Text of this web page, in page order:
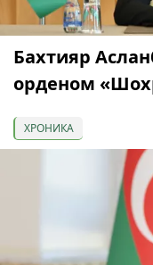
Бахтияр
орденом
ХРОНИКА